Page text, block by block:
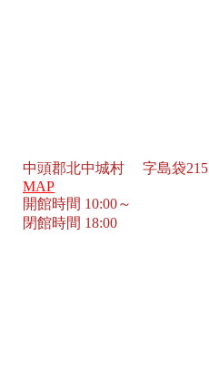
中頭郡北中城村 字島袋215
MAP
開館時間 10:00～
閉館時間 18:00